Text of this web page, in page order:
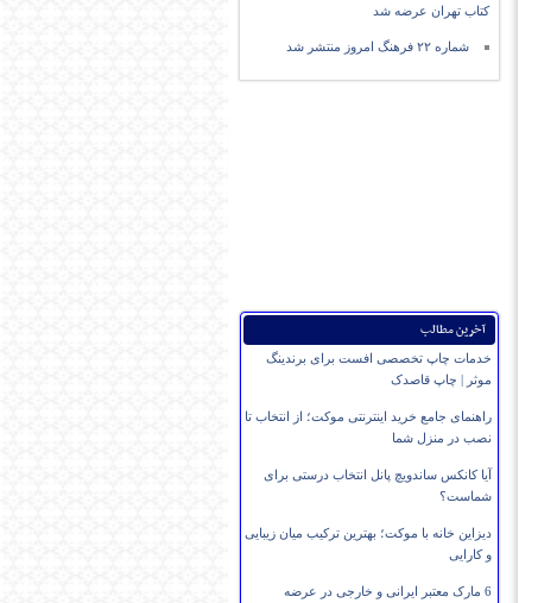
کتاب تهران عرضه شد
شماره ۲۲ فرهنگ امروز منتشر شد
آخرین مطالب
خدمات چاپ تخصصی افست برای برندینگ
موثر | چاپ قاصدک
راهنمای جامع خرید اینترنتی موکت؛ از انتخاب تا
نصب در منزل شما
آیا کانکس ساندویچ پانل انتخاب درستی برای
شماست؟
دیزاین خانه با موکت؛ بهترین ترکیب میان زیبایی
و کارایی
6 مارک معتبر ایرانی و خارجی در عرضه